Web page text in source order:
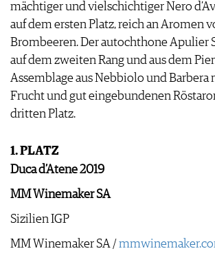
REDAKTION
IMPRESSUM
AGB & DATENSCHUTZ
mächtiger und vielschichtiger Nero
auf dem ersten Platz, reich an Aromen
Brombeeren. Der autochthone Apulier
auf dem zweiten Rang und aus dem
Assemblage aus Nebbiolo und
Frucht und gut eingebundenen
dritten Platz.
1. PLATZ
Duca d’Atene 2019
MM Winemaker SA
Sizilien IGP
MM Winemaker SA /